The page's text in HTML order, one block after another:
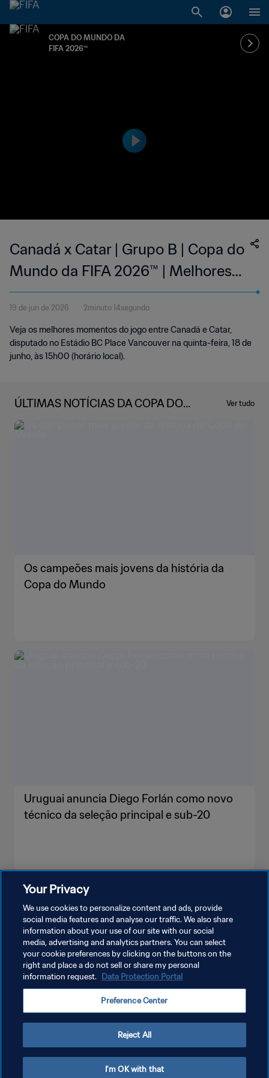
COPA DO MUNDO DA
FIFA 2026™
Canadá x Catar | Grupo B | Copa do
Mundo da FIFA 2026™ | Melhores
momentos
19 de jun de 2026 2minuto 14segundo
Veja os melhores momentos do jogo entre Canadá e Catar,
disputado no Estádio BC Place Vancouver na quinta-feira, 18 de
junho, às 15h00 (horário local).
ÚLTIMAS NOTÍCIAS DA COPA DO
MUNDO DA FIFA 2026™
Ver tudo
Os campeões mais jovens da história da
Copa do Mundo
Uruguai anuncia Diego Forlán como novo
técnico da seleção principal e sub-20
POLÍTICA DE PRIVACIDADE
ADMINISTRAR AS PREFERÊNCIAS DE COOKIES
Copyright © 1994-2026 FIFA. Todos os direitos reservados.
Your Privacy
We use cookies to personalize content and ads, provide
social media features and analyse our traffic. We also share
information about your use of our site with our social
media, advertising and analytics partners. You can select
your cookie preferences by clicking on the buttons on the
right and place a do not sell or share my personal
information request. Data Protection Portal
Preference Center
Reject All
I'm OK with that